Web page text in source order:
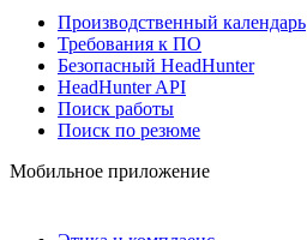
Производственный календарь
Требования к ПО
Безопасный HeadHunter
HeadHunter API
Поиск работы
Поиск по резюме
Мобильное приложение